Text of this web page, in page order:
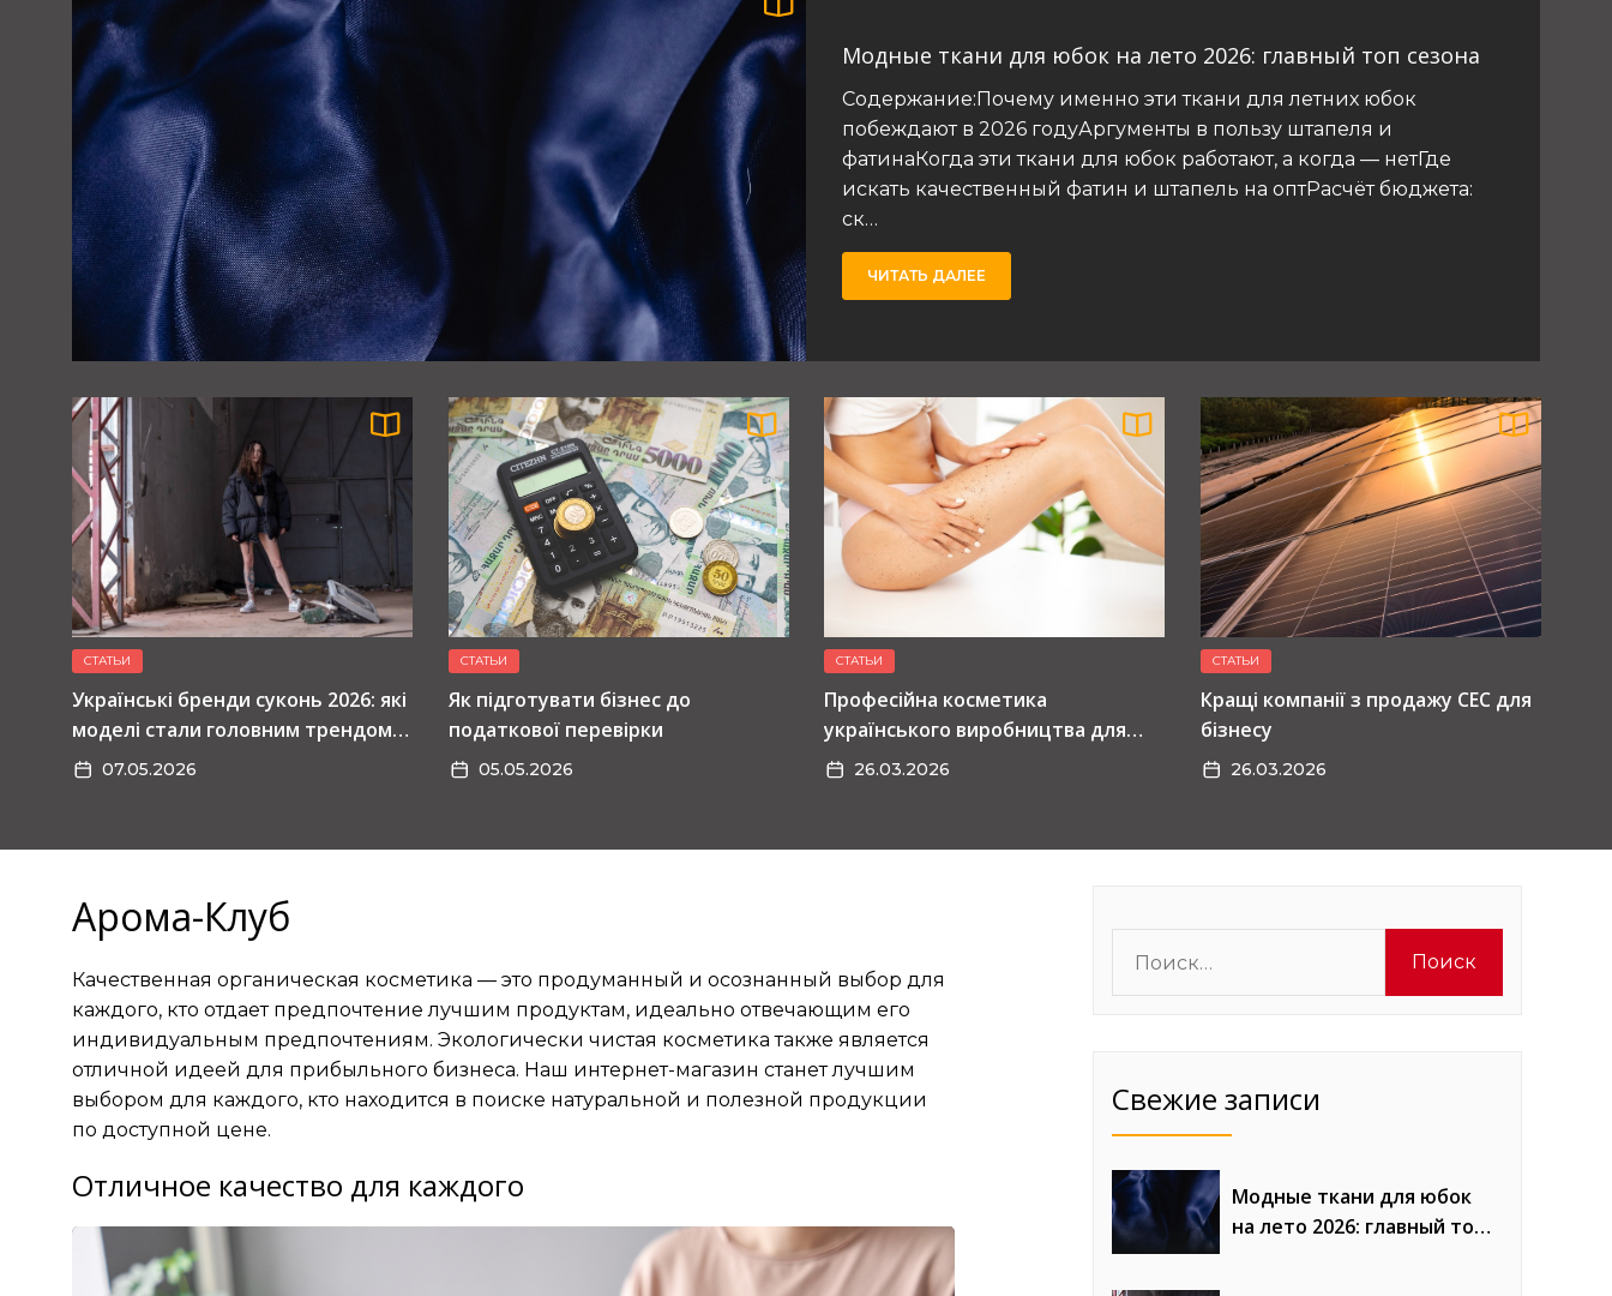
садок: що повинно бути
включено у програму
розвитку дитини
7
ТОП українських брендів
доглядової косметики
8
Найкращі
онлайн‑кінотеатри для
фільмів в HD якості
українською
9
самообслуживания: где
плюсов больше, чем
10
5 лайфхаков, как
продлить стойкость
макияжа летом
1
Модные ткани для юбок
2
2026: які моделі стали
податкової перевірки
4
Професійна косметика
українського виробництва
для домашнього догляду
5
Кращі компанії з продажу
6
Приватний дитячий
садок: що повинно бути
Модные ткани для юбок на лето 2026: главный топ сезона
Содержание:Почему именно эти ткани для летних юбок
побеждают в 2026 годуАргументы в пользу штапеля и
фатинаКогда эти ткани для юбок работают, а когда — нетГде
искать качественный фатин и штапель на оптРасчёт бюджета:
ск…
ЧИТАТЬ ДАЛЕЕ
СТАТЬИ
Українські бренди суконь 2026: які
моделі стали головним трендом
сезону
07.05.2026
СТАТЬИ
Як підготувати бізнес до
податкової перевірки
05.05.2026
СТАТЬИ
Професійна косметика
українського виробництва для
домашнього догляду
26.03.2026
СТАТЬИ
Кращі компанії з продажу СЕС для
бізнесу
26.03.2026
Арома-Клуб
Качественная органическая косметика — это продуманный и осознанный выбор для
каждого, кто отдает предпочтение лучшим продуктам, идеально отвечающим его
индивидуальным предпочтениям. Экологически чистая косметика также является
отличной идеей для прибыльного бизнеса. Наш интернет-магазин станет лучшим
выбором для каждого, кто находится в поиске натуральной и полезной продукции
по доступной цене.
Отличное качество для каждого
Свежие записи
Модные ткани для юбок
на лето 2026: главный топ